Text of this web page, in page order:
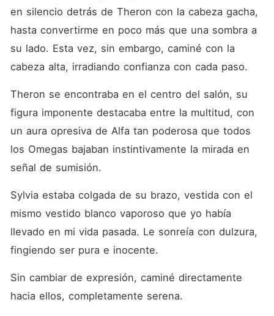
en silencio detrás de Theron con la cabeza gacha,
hasta convertirme en poco más que una sombra a
su lado. Esta vez, sin embargo, caminé con la
cabeza alta, irradiando confianza con cada paso.
Theron se encontraba en el centro del salón, su
figura imponente destacaba entre la multitud, con
un aura opresiva de Alfa tan poderosa que todos
los Omegas bajaban instintivamente la mirada en
señal de sumisión.
Sylvia estaba colgada de su brazo, vestida con el
mismo vestido blanco vaporoso que yo había
llevado en mi vida pasada. Le sonreía con dulzura,
fingiendo ser pura e inocente.
Sin cambiar de expresión, caminé directamente
hacia ellos, completamente serena.